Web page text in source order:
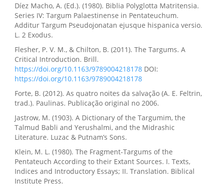
Díez Macho, A. (Ed.). (1980). Biblia Polyglotta Matritensia.
Series IV: Targum Palaestinense in Pentateuchum.
Additur Targum Pseudojonatan ejusque hispanica versio.
L. 2 Exodus.
Flesher, P. V. M., & Chilton, B. (2011). The Targums. A
Critical Introduction. Brill.
https://doi.org/10.1163/9789004218178 DOI:
https://doi.org/10.1163/9789004218178
Forte, B. (2012). As quatro noites da salvação (A. E. Feltrin,
trad.). Paulinas. Publicação original no 2006.
Jastrow, M. (1903). A Dictionary of the Targumim, the
Talmud Babli and Yerushalmi, and the Midrashic
Literature. Luzac & Putnam’s Sons.
Klein, M. L. (1980). The Fragment-Targums of the
Pentateuch According to their Extant Sources. I. Texts,
Indices and Introductory Essays; II. Translation. Biblical
Institute Press.